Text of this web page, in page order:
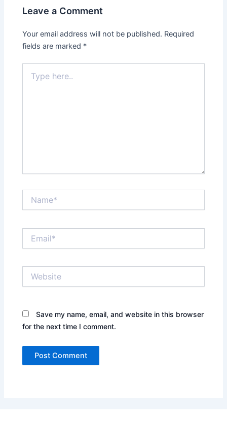
Leave a Comment
Your email address will not be published. Required
fields are marked *
here..
Save my name, email, and website in this browser
for the next time I comment.